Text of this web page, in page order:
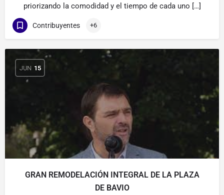
priorizando la comodidad y el tiempo de cada uno […]
Contribuyentes +6
JUN 15
GRAN REMODELACIÓN INTEGRAL DE LA PLAZA
DE BAVIO